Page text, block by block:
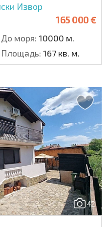
Извор
165 000 €
До моря: 10000 м.
Площадь: 167 кв. м.
42